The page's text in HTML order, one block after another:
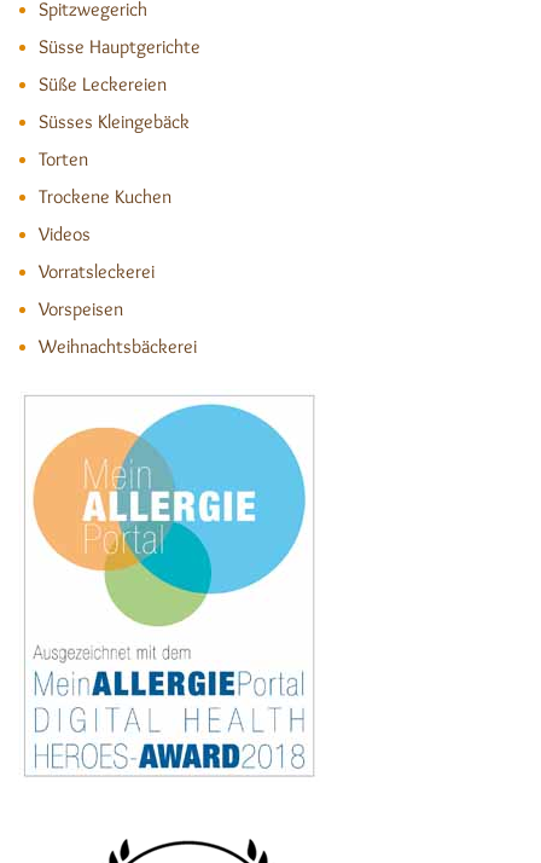
Spitzwegerich
Süsse Hauptgerichte
Süße Leckereien
Süsses Kleingebäck
Torten
Trockene Kuchen
Videos
Vorratsleckerei
Vorspeisen
Weihnachtsbäckerei